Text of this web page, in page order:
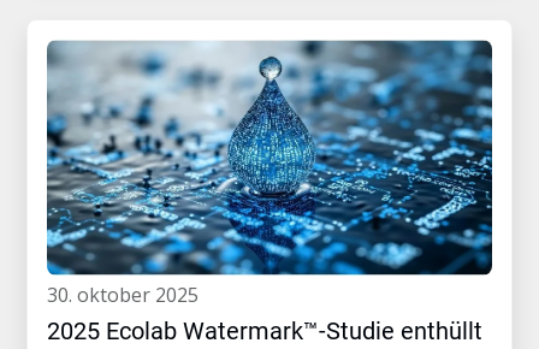
30. oktober 2025
2025 Ecolab Watermark™-Studie enthüllt